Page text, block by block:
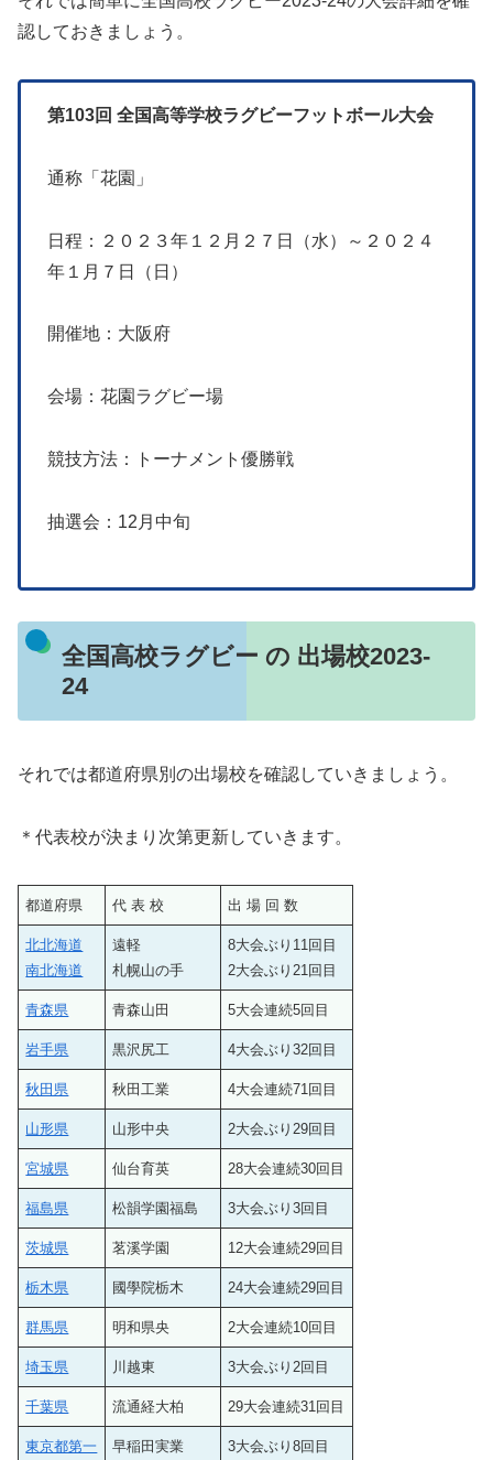
認しておきましょう。
第103回 全国高等学校ラグビーフットボール大会
通称「花園」
日程：２０２３年１２月２７日（水）～２０２４
年１月７日（日）
開催地：大阪府
会場：花園ラグビー場
競技方法：トーナメント優勝戦
抽選会：12月中旬
全国高校ラグビー の 出場校2023-
24
それでは都道府県別の出場校を確認していきましょう。
＊代表校が決まり次第更新していきます。
都道府県 代 表 校 出 場 回 数
北北海道
南北海道
遠軽
札幌山の手
8大会ぶり11回目
2大会ぶり21回目
青森県 青森山田 5大会連続5回目
岩手県 黒沢尻工 4大会ぶり32回目
秋田県 秋田工業 4大会連続71回目
山形県 山形中央 2大会ぶり29回目
宮城県 仙台育英 28大会連続30回目
福島県 松韻学園福島 3大会ぶり3回目
茨城県 茗溪学園 12大会連続29回目
栃木県 國學院栃木 24大会連続29回目
群馬県 明和県央 2大会連続10回目
埼玉県 川越東 3大会ぶり2回目
千葉県 流通経大柏 29大会連続31回目
東京都第一 早稲田実業 3大会ぶり8回目